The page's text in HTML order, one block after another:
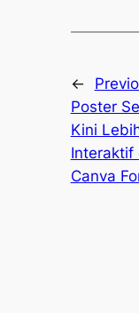
←
Poster
Kini
Interaktif
Canva